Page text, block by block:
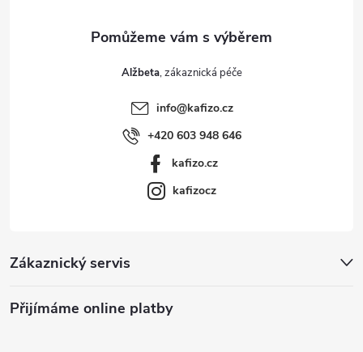
Zákaznický servis
Přijímáme online platby
Alžbeta
info@kafizo.cz
+420 603 948 646
kafizo.cz
kafizocz